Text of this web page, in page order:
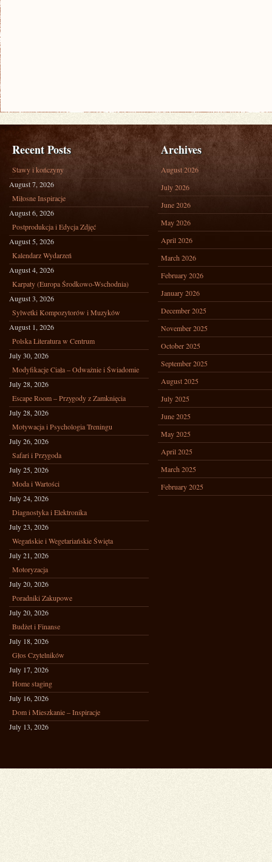
Recent Posts
Stawy i kończyny
August 7, 2026
Miłosne Inspiracje
August 6, 2026
Postprodukcja i Edycja Zdjęć
August 5, 2026
Kalendarz Wydarzeń
August 4, 2026
Karpaty (Europa Środkowo-Wschodnia)
August 3, 2026
Sylwetki Kompozytorów i Muzyków
August 1, 2026
Polska Literatura w Centrum
July 30, 2026
Modyfikacje Ciała – Odważnie i Świadomie
July 28, 2026
Escape Room – Przygody z Zamknięcia
July 28, 2026
Motywacja i Psychologia Treningu
July 26, 2026
Safari i Przygoda
July 25, 2026
Moda i Wartości
July 24, 2026
Diagnostyka i Elektronika
July 23, 2026
Wegańskie i Wegetariańskie Święta
July 21, 2026
Motoryzacja
July 20, 2026
Poradniki Zakupowe
July 20, 2026
Budżet i Finanse
July 18, 2026
Głos Czytelników
July 17, 2026
Home staging
July 16, 2026
Dom i Mieszkanie – Inspiracje
July 13, 2026
Archives
August 2026
July 2026
June 2026
May 2026
April 2026
March 2026
February 2026
January 2026
December 2025
November 2025
October 2025
September 2025
August 2025
July 2025
June 2025
May 2025
April 2025
March 2025
February 2025